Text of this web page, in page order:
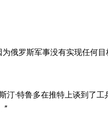
俄罗斯军事没有实现任何
·特鲁多在推特上谈到了工
”